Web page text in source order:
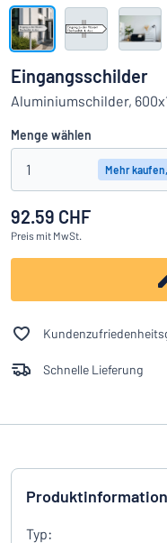
Das Gesuchte nicht
Alle Kategorien anzeigen
Einloggen
Kundenservice
Privat Firma
Deutsch
Eingangsschilder
Aluminiumschilder,
Menge wählen
1 Mehr
92.59 CHF
Preis mit MwSt.
Schnelle Lieferung
Produktinformation
Typ: